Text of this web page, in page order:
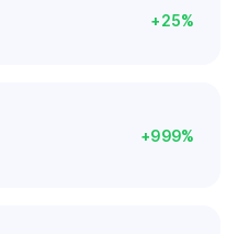
+25%
+999%